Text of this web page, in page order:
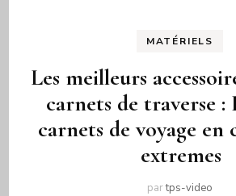
MATÉRIELS
Les meilleurs
carnets de traverse :
carnets de voyage en
extremes
partps-video